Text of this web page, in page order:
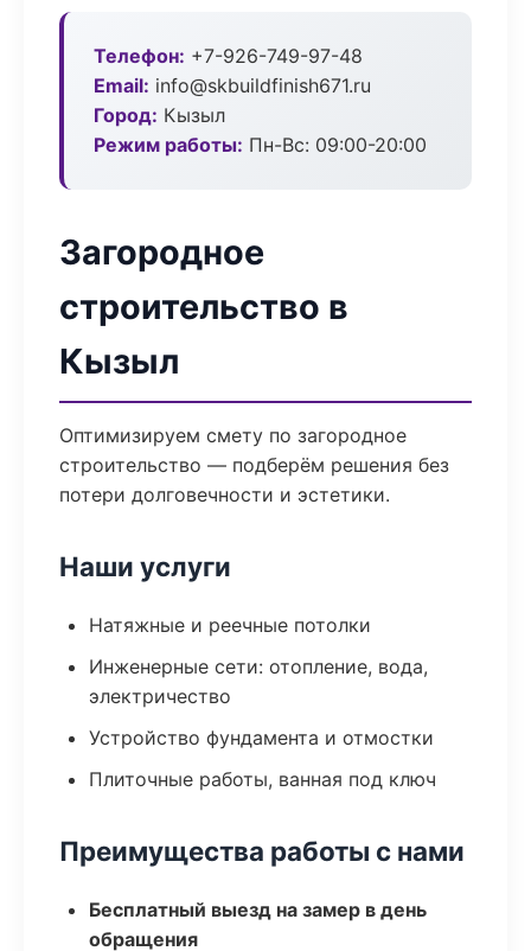
Телефон: +7-926-749-97-48
Email: info@skbuildfinish671.ru
Город: Кызыл
Режим работы: Пн-Вс: 09:00-20:00
Загородное
строительство в
Кызыл
Оптимизируем смету по загородное
строительство — подберём решения без
потери долговечности и эстетики.
Наши услуги
Натяжные и реечные потолки
Инженерные сети: отопление, вода,
электричество
Устройство фундамента и отмостки
Плиточные работы, ванная под ключ
Преимущества работы с нами
Бесплатный выезд на замер в день
обращения